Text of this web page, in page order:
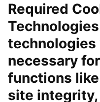
Required
technologies
necessary
functions
site